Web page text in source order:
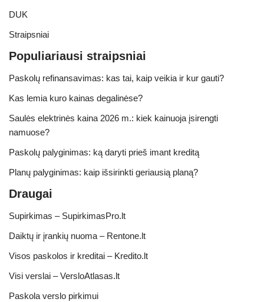
DUK
Straipsniai
Populiariausi straipsniai
Paskolų refinansavimas: kas tai, kaip veikia ir kur gauti?
Kas lemia kuro kainas degalinėse?
Saulės elektrinės kaina 2026 m.: kiek kainuoja įsirengti
namuose?
Paskolų palyginimas: ką daryti prieš imant kreditą
Planų palyginimas: kaip išsirinkti geriausią planą?
Draugai
Supirkimas – SupirkimasPro.lt
Daiktų ir įrankių nuoma – Rentone.lt
Visos paskolos ir kreditai – Kredito.lt
Visi verslai – VersloAtlasas.lt
Paskola verslo pirkimui